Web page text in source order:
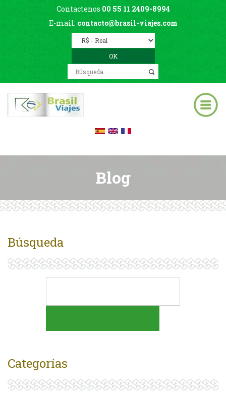
Contactenos 00 55 11 2409-8994
E-mail: contacto@brasil-viajes.com
Blog
Búsqueda
Categorías